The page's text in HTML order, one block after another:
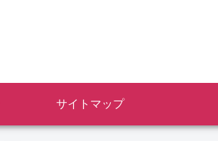
サイトマップ